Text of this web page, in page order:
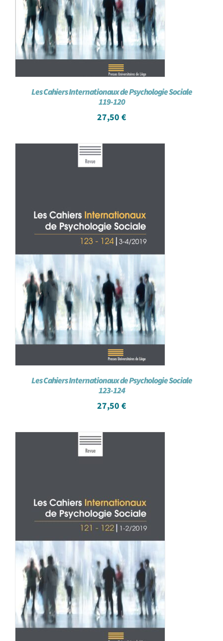
Les Cahiers Internationaux de Psychologie Sociale
119-120
27,50 €
Les Cahiers Internationaux de Psychologie Sociale
123-124
27,50 €